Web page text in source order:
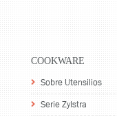
COOKWARE
Sobre Utensilios
Serie Zylstra